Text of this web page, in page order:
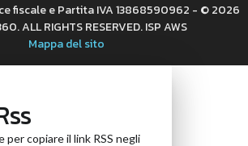
fiscale e Partita IVA 13868590962 - © 2026
ALL RIGHTS RESERVED. ISP AWS
Mappa del sito
per copiare il link RSS negli